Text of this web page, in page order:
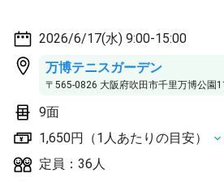
2026/6/17(水) 9:00-15:00
万博テニスガーデン
〒565-0826 大阪府吹田市千里万博公園
9面
1,650円（1人あたりの目安）
定員：36人